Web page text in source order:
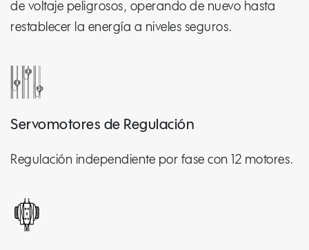
de voltaje peligrosos, operando de nuevo hasta
restablecer la energía a niveles seguros.
Servomotores de Regulación
Regulación independiente por fase con 12 motores.